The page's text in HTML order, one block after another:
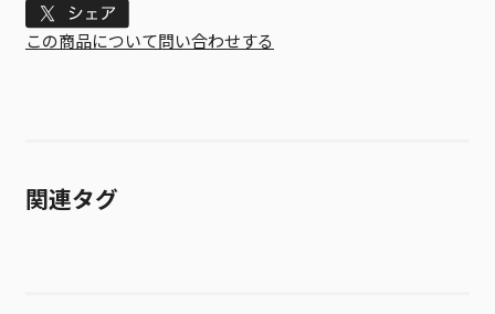
Tweet
この商品について問い合わせする
関連タグ